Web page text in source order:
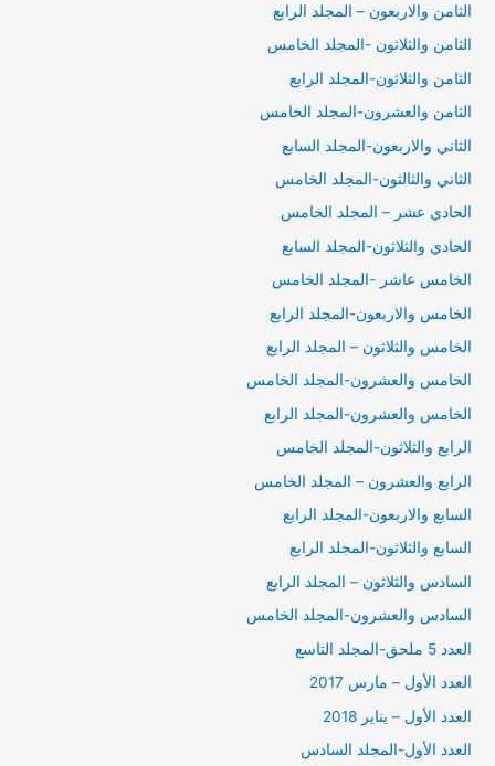
الثامن والاربعون – المجلد الرابع
الثامن والثلاثون -المجلد الخامس
الثامن والثلاثون-المجلد الرابع
الثامن والعشرون-المجلد الخامس
الثاني والاربعون-المجلد السابع
الثاني والثالثون-المجلد الخامس
الحادي عشر – المجلد الخامس
الحادي والثلاثون-المجلد السابع
الخامس عاشر -المجلد الخامس
الخامس والاربعون-المجلد الرابع
الخامس والثلاثون – المجلد الرابع
الخامس والعشرون-المجلد الخامس
الخامس والعشرون-المجلد الرابع
الرابع والثلاثون-المجلد الخامس
الرابع والعشرون – المجلد الخامس
السابع والاربعون-المجلد الرابع
السابع والثلاثون-المجلد الرابع
السادس والثلاثون – المجلد الرابع
السادس والعشرون-المجلد الخامس
العدد 5 ملحق-المجلد التاسع
العدد الأول – مارس 2017
العدد الأول – يناير 2018
العدد الأول-المجلد السادس